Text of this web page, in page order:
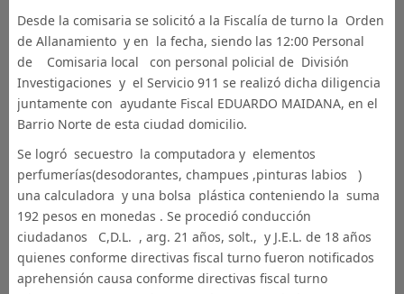
Desde la comisaria se solicitó a la Fiscalía de turno la Orden
de Allanamiento y en la fecha, siendo las 12:00 Personal
de Comisaria local con personal policial de División
Investigaciones y el Servicio 911 se realizó dicha diligencia
juntamente con ayudante Fiscal EDUARDO MAIDANA, en el
Barrio Norte de esta ciudad domicilio.
Se logró secuestro la computadora y elementos
perfumerías(desodorantes, champues ,pinturas labios )
una calculadora y una bolsa plástica conteniendo la suma
192 pesos en monedas . Se procedió conducción
ciudadanos C,D.L. , arg. 21 años, solt., y J.E.L. de 18 años
quienes conforme directivas fiscal turno fueron notificados
aprehensión causa conforme directivas fiscal turno